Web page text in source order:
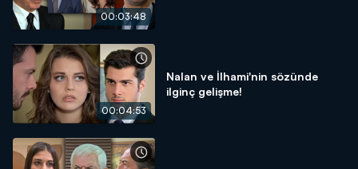
00:03:48
00:04:53
Nalan ve İlhami'nin sözünde
ilginç gelişme!